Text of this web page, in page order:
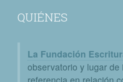
QUIÉNES
La Fundación
observatorio y lugar de